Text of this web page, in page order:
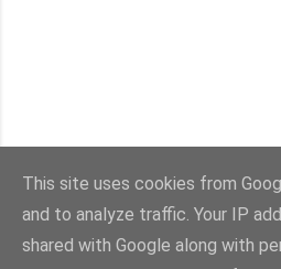
Con la
This site uses cookies from
and to analyze traffic. Your IP
shared with Google along with